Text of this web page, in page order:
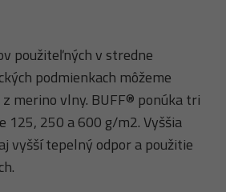
použiteľných v stredne
podmienkach môžeme
merino vlny. BUFF® ponúka tri
125, 250 a 600 g/m2. Vyššia
vyšší tepelný odpor a použitie